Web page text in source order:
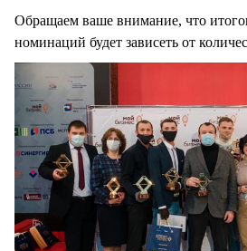
Обращаем ваше внимание, что
номинаций будет зависеть от